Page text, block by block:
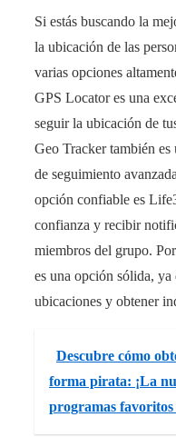
Si estás buscando la
la ubicación de las
varias opciones
GPS Locator es una
seguir la ubicación de
Geo Tracker también
de seguimiento
opción confiable es
confianza y recibir
miembros del grupo.
es una opción sólida,
ubicaciones y obtener
Descubre cómo
forma pirata: ¡La
programas